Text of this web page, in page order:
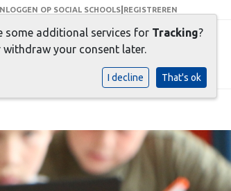
OP SOCIAL SCHOOLS|REGISTREREN
goede BASIS !
some additional services for Tracking?
withdraw your consent later.
I decline That's ok